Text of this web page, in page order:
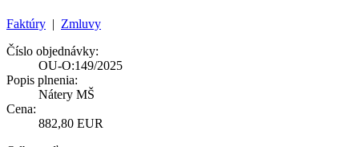
Faktúry | Zmluvy
Číslo objednávky:
OU-O:149/2025
Popis plnenia:
Nátery MŠ
Cena:
882,80 EUR